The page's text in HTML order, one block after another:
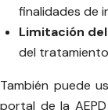
finalidades de
Limitación
del
También puede
portal de la